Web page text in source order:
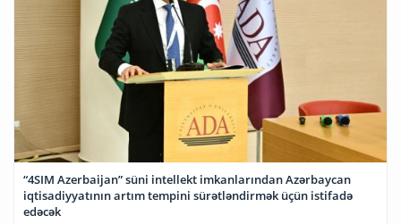
“4SIM Azerbaijan” süni intellekt imkanlarından Azərbaycan
iqtisadiyyatının artım tempini sürətləndirmək üçün istifadə
edəcək